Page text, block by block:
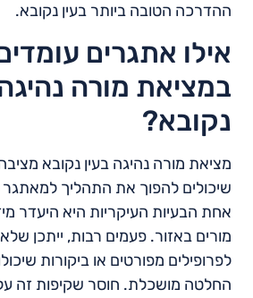
ההדרכה הטובה ביותר בעין נקובא.
אילו אתגרים
במציאת מורה
נקובא?
מציאת מורה נהיגה בעין נקובא
שיכולים להפוך את התהליך למאתגר
אחת הבעיות העיקריות היא היעדר
מורים באזור. פעמים רבות, ייתכן
לפרופילים מפורטים או ביקורות
החלטה מושכלת. חוסר שקיפות זה